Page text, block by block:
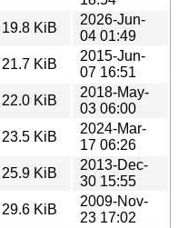
19.8 KiB
2026-Jun-
04 01:49
21.7 KiB
2015-Jun-
07 16:51
22.0 KiB
2018-May-
03 06:00
23.5 KiB
2024-Mar-
17 06:26
25.9 KiB
2013-Dec-
30 15:55
29.6 KiB
2009-Nov-
23 17:02